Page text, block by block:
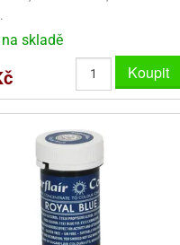
- VÁNOCE
- VELIKONOCE
- ZVÍŘATA
- ROSTLINY
- DOPRAVA
- BUDOVY
- OSTATNÍ
skladě
Koupit